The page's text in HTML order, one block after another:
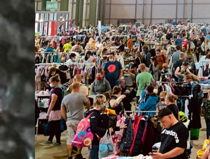
KINDERFLOHMÄRKTE IN
ALLE FLOHMARKT LEIPZIG